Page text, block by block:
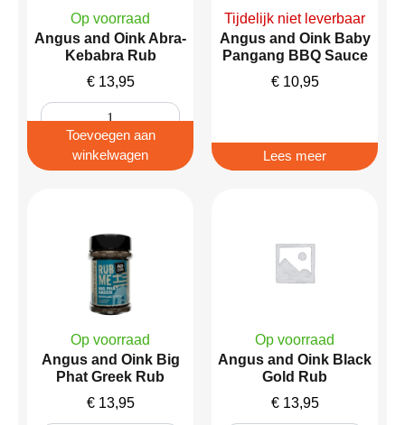
Op voorraad
Angus and Oink Abra-
Kebabra Rub
€13,95
Toevoegen aan
winkelwagen
Tijdelijk niet leverbaar
Angus and Oink Baby
Pangang BBQ Sauce
€10,95
Lees meer
Op voorraad
Angus and Oink Big
Phat Greek Rub
€13,95
Op voorraad
Angus and Oink Black
Gold Rub
€13,95